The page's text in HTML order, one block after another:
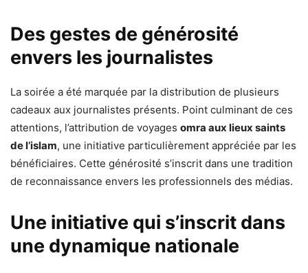
Des gestes de générosité
envers les journalistes
La soirée a été marquée par la distribution de plusieurs
cadeaux aux journalistes présents. Point culminant de ces
attentions, l’attribution de voyages omra aux lieux saints
de l’islam, une initiative particulièrement appréciée par les
bénéficiaires. Cette générosité s’inscrit dans une tradition
de reconnaissance envers les professionnels des médias.
Une initiative qui s’inscrit dans
une dynamique nationale